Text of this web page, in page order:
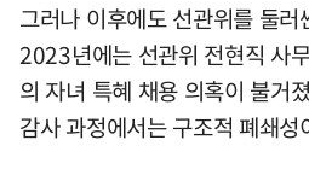
그러나 이후에도 선관위를 둘
2023년에는 선관위 전현직 사
의 자녀 특혜 채용 의혹이 불거
감사 과정에서는 구조적 폐쇄